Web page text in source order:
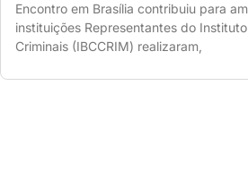
Encontro em Brasília contribuiu para
instituições Representantes do
Criminais (IBCCRIM) realizaram,